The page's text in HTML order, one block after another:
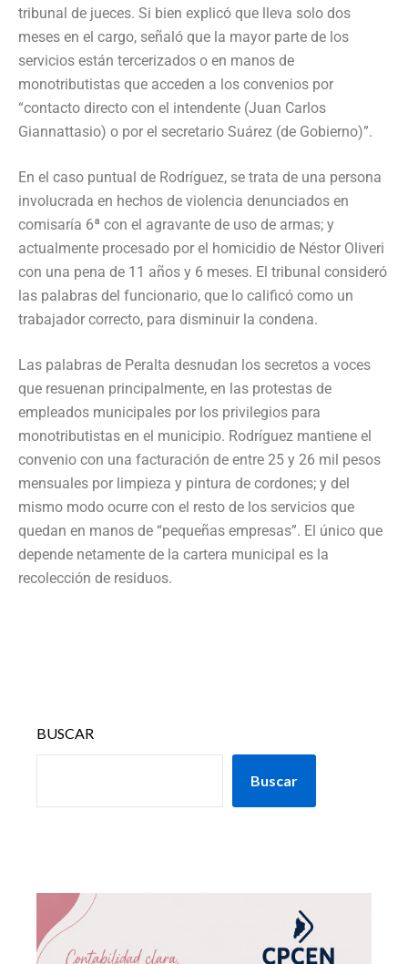
tribunal de jueces. Si bien explicó que lleva solo dos
meses en el cargo, señaló que la mayor parte de los
servicios están tercerizados o en manos de
monotributistas que acceden a los convenios por
“contacto directo con el intendente (Juan Carlos
Giannattasio) o por el secretario Suárez (de Gobierno)”.
En el caso puntual de Rodríguez, se trata de una persona
involucrada en hechos de violencia denunciados en
comisaría 6ª con el agravante de uso de armas; y
actualmente procesado por el homicidio de Néstor Oliveri
con una pena de 11 años y 6 meses. El tribunal consideró
las palabras del funcionario, que lo calificó como un
trabajador correcto, para disminuir la condena.
Las palabras de Peralta desnudan los secretos a voces
que resuenan principalmente, en las protestas de
empleados municipales por los privilegios para
monotributistas en el municipio. Rodríguez mantiene el
convenio con una facturación de entre 25 y 26 mil pesos
mensuales por limpieza y pintura de cordones; y del
mismo modo ocurre con el resto de los servicios que
quedan en manos de “pequeñas empresas”. El único que
depende netamente de la cartera municipal es la
recolección de residuos.
BUSCAR
Buscar